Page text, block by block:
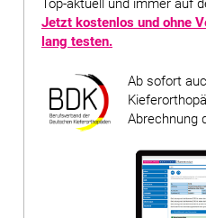
Top-aktuell und immer auf
Jetzt kostenlos und ohne
lang testen.
Ab sofort
Abrechnung